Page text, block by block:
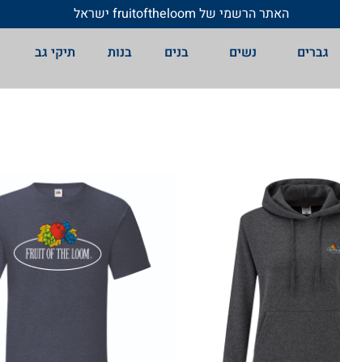
האתר הרשמי של fruitoftheloom ישראל
גברים
נשים בנים בנות תיקי גב